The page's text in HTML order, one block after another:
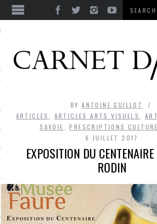
ULTIME
RIRE
HASARD
LIBERTÉ
BEAUTÉ
FOLIE
BYANTOINE GUILLOT
ARTICLES
ARTICLES ARTS VISUELS
SAVOIE
,PRESCRIPTIONS
6 JUILLET 2017
EXPOSITION DU
RODIN